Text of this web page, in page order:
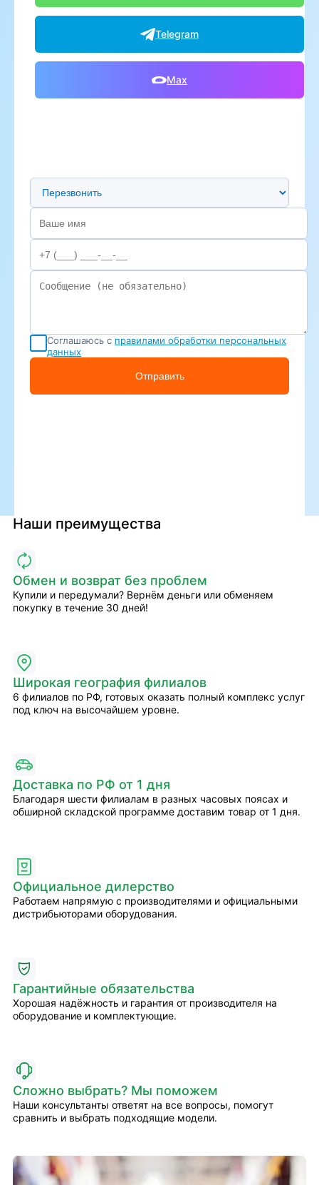
Telegram
Max
Предпочтительный способ связи
Соглашаюсь с правилами обработки персональных
данных
Отправить
Наши преимущества
Обмен и возврат без проблем
Купили и передумали? Вернём деньги или обменяем
покупку в течение 30 дней!
Широкая география филиалов
6 филиалов по РФ, готовых оказать полный комплекс услуг
под ключ на высочайшем уровне.
Доставка по РФ от 1 дня
Благодаря шести филиалам в разных часовых поясах и
обширной складской программе доставим товар от 1 дня.
Официальное дилерство
Работаем напрямую с производителями и официальными
дистрибьюторами оборудования.
Гарантийные обязательства
Хорошая надёжность и гарантия от производителя на
оборудование и комплектующие.
Сложно выбрать? Мы поможем
Наши консультанты ответят на все вопросы, помогут
сравнить и выбрать подходящие модели.